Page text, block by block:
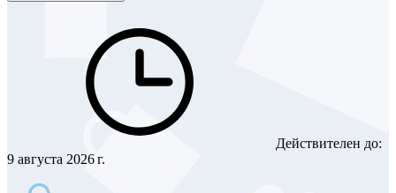
Действителен до:
9 августа 2026 г.